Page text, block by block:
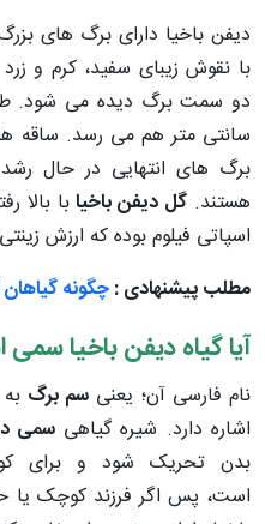
دیفن باخیا دارای برگ های
با نقوش زیبای سفید، کرم و
سانتی متر هم می رسد. ساقه
برگ های انتهایی در حال
هستند. گل دیفن باخیابا بالا
اسپاتی فیلوم بوده که ارزش
مطلب پیشنهادی :چگونه گیاهان
آیا گیاه دیفن باخیا
نام فارسی آن؛ یعنی سم برگ
اشاره دارد. شیره گیاهیسمی
بدن تحریک شود و برای
است، پس اگر فرزند کوچک یا